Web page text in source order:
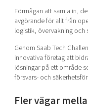
Förmågan att samla in,
avgörande för allt från
logistik, övervakning och
Genom Saab Tech
innovativa företag att
lösningar på ett område
försvars- och
Fler vägar